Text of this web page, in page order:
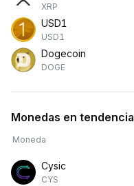
XRP
USD1
USD1
Dogecoin
DOGE
Monedas en tendencia
Moneda
Cysic
CYS